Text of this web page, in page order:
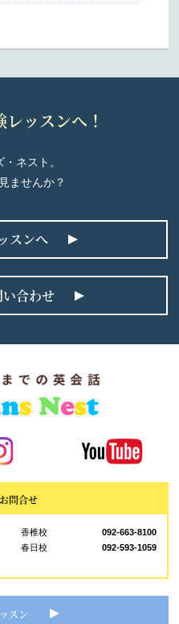
ッスンへ！
ネスト。
ませんか？
スンへ
合わせ
問合せ
香椎校
092-663-8100
春日校
092-593-1059
スン